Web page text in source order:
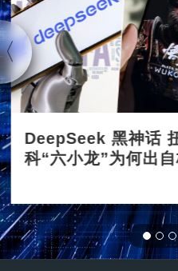
DeepSeek 黑神话
科“六小龙”为何出自